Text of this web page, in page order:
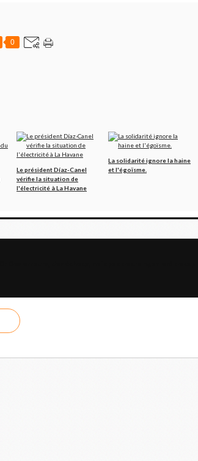
0
Le président Díaz-Canel
vérifie la situation de
l'électricité à La Havane
La solidarité ignore la haine
et l'égoïsme.